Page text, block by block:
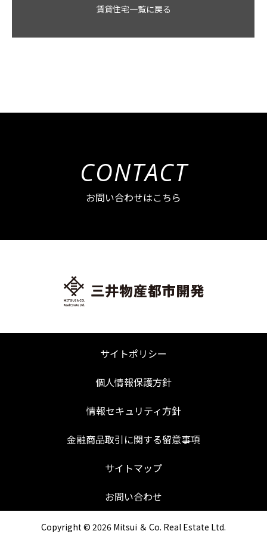
賃貸住宅一覧に戻る
CONTACT
お問い合わせはこちら
サイトポリシー
個人情報保護方針
情報セキュリティ方針
金融商品取引に関する留意事項
サイトマップ
お問い合わせ
Copyright © 2026 Mitsui ＆ Co. Real Estate Ltd.